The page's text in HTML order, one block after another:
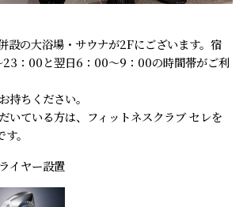
設の大浴場・サウナが2Fにございます。宿
：00と翌日6：00～9：00の時間帯がご利
持ちください。
いている方は、フィットネスクラブ セレを
。
イヤー設置